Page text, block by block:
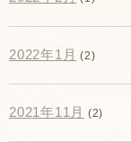
2022年1月 (2)
2021年11月 (2)